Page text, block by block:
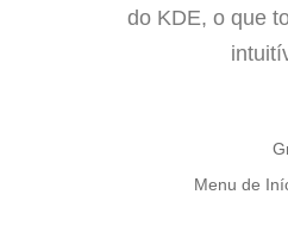
do KDE, o que
Menu de